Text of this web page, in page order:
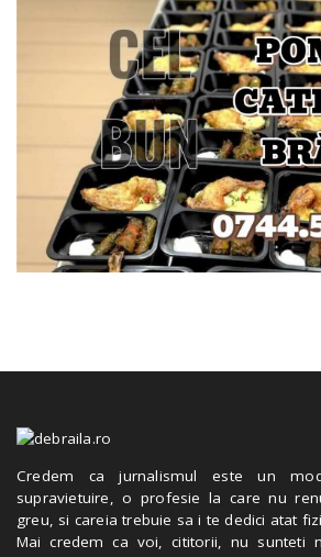
Credem ca jurnalismul este un
supravietuire, o profesie la care nu
greu, si careia trebuie sa i te dedici atat
Mai credem ca voi, cititorii, nu sunteti